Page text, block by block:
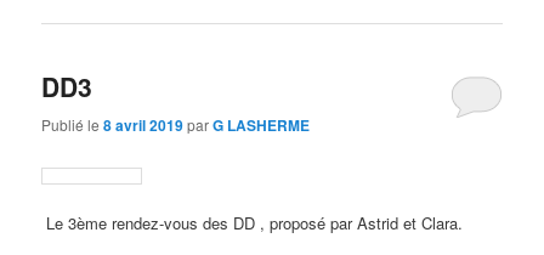
DD3
Publié le8 avril 2019parG LASHERME
Le 3ème rendez-vous des DD , proposé par Astrid et Clara.